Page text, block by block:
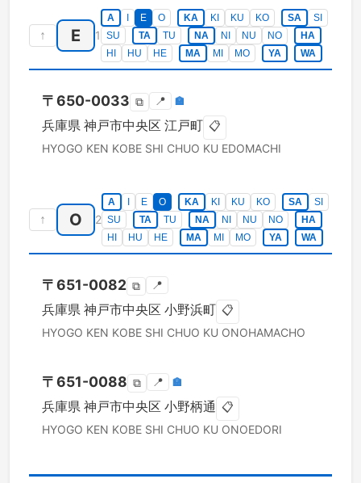
↑ E 1
A E O KA KI KU KO SA
SI
SU
TA TU NA NI NU NO
HA
HI
HU HE MA MI MO YA WA
〒650-0033 ⧉ 📍 🏣
兵庫県 神戸市中央区 江戸町 📋
HYOGO KEN KOBE SHI CHUO KU EDOMACHI
↑ O 2
A E O KA KI KU KO SA
SI
SU
TA TU NA NI NU NO
HA
HI
HU HE MA MI MO YA WA
〒651-0082 ⧉ 📍
兵庫県 神戸市中央区 小野浜町 📋
HYOGO KEN KOBE SHI CHUO KU ONOHAMACHO
〒651-0088 ⧉ 📍 🏣
兵庫県 神戸市中央区 小野柄通 📋
HYOGO KEN KOBE SHI CHUO KU ONOEDORI